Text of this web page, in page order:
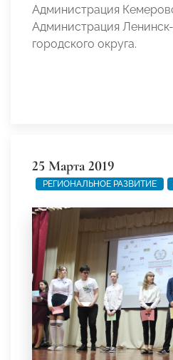
Администрация
Администрация Ленинск-
городского округа.
25 Марта 2019
РЕГИОНАЛЬНОЕ РАЗВИТИЕ